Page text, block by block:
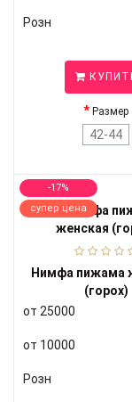
Розн
Размер
42-44
-17%
супер цена
Нимфа пижама
(горох)
от 25000
от 10000
Розн